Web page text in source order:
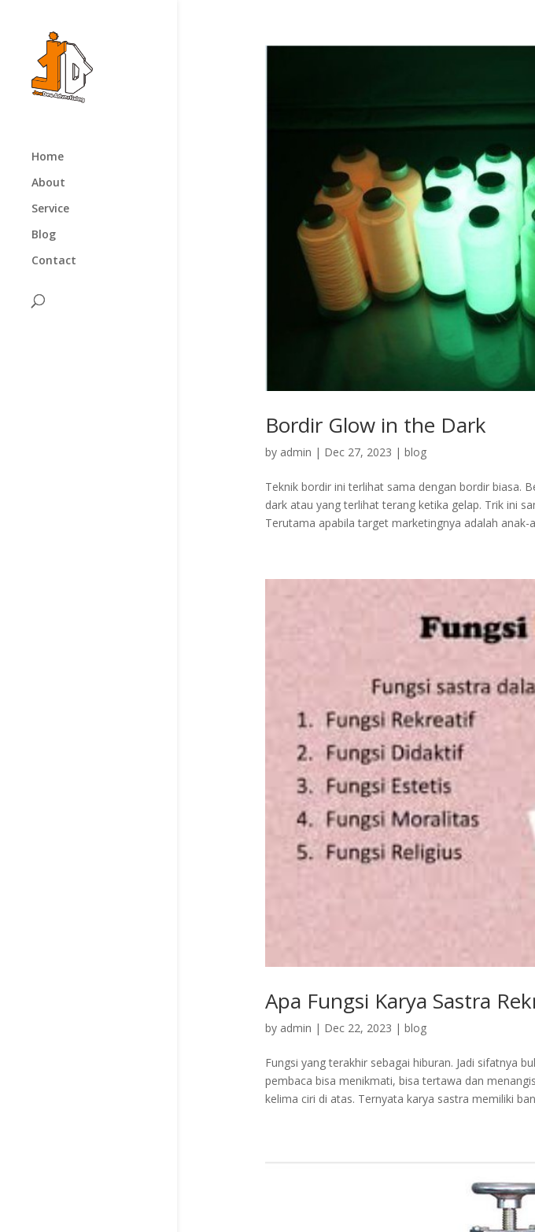
Home
About
Service
Blog
Contact
Bordir Glow in the Dark
by admin | Dec 27, 2023 | blog
Teknik bordir ini terlihat sama dengan bordir biasa.
dark atau yang terlihat terang ketika gelap. Trik ini
Terutama apabila target marketingnya adalah anak-
Apa Fungsi Karya Sastra
by admin | Dec 22, 2023 | blog
Fungsi yang terakhir sebagai hiburan. Jadi sifatnya
pembaca bisa menikmati, bisa tertawa dan
kelima ciri di atas. Ternyata karya sastra memiliki